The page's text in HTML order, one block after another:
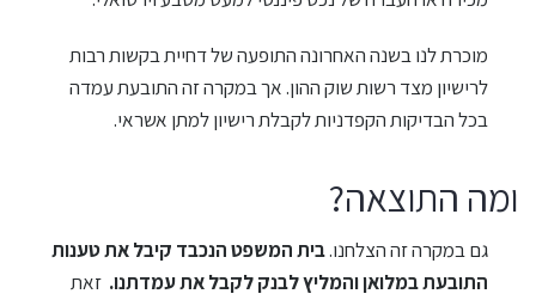
מוכרת לנו בשנה האחרונה התופעה של דחיית בקשות רבות
לרישיון מצד רשות שוק ההון. אך במקרה זה התובעת עמדה
בכל הבדיקות הקפדניות לקבלת רישיון למתן אשראי.
ומה התוצאה?
גם במקרה זה הצלחנו.בית המשפט הנכבד קיבל את טענות
התובעת במלואן והמליץ לבנק לקבל את עמדתנו. זאת